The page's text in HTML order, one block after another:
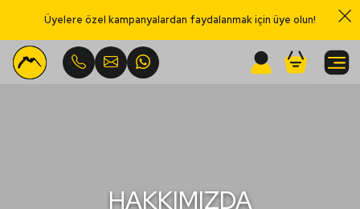
Üyelere özel kampanyalardan faydalanmak için üye olun!
Menu
HAKKIMIZDA